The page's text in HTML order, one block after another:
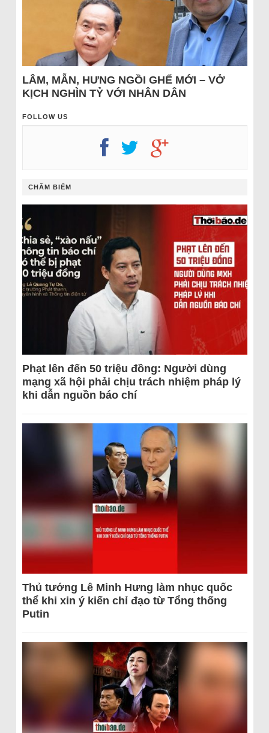
LÂM, MẪN, HƯNG NGỒI GHẾ MỚI – VỞ
KỊCH NGHÌN TỶ VỚI NHÂN DÂN
FOLLOW US
CHÂM BIẾM
Phạt lên đến 50 triệu đồng: Người dùng
mạng xã hội phải chịu trách nhiệm pháp lý
khi dẫn nguồn báo chí
Thủ tướng Lê Minh Hưng làm nhục quốc
thể khi xin ý kiến chỉ đạo từ Tổng thống
Putin